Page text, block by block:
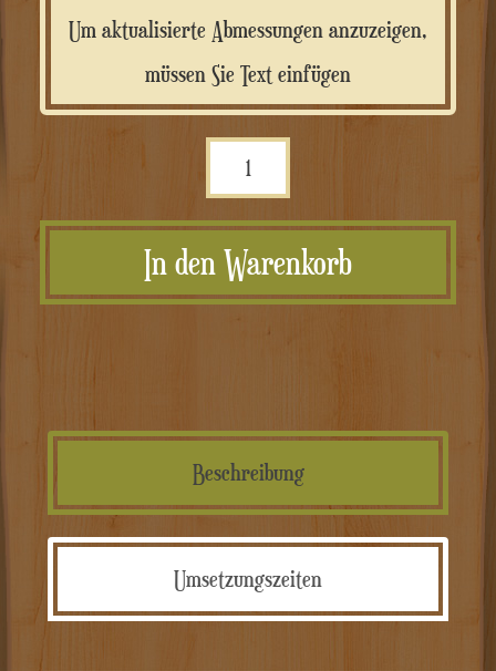
Um aktualisierte Abmessungen anzuzeigen,
müssen Sie Text einfügen
personalizzata
in
corten
composito
In den Warenkorb
Beschreibung
Umsetzungszeiten